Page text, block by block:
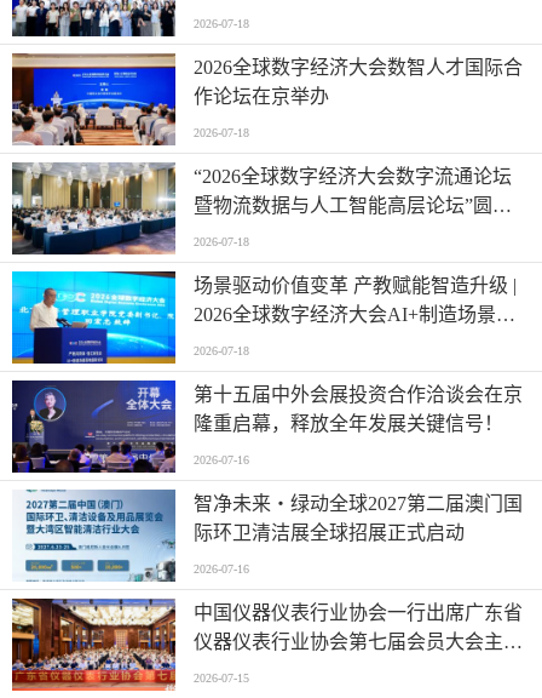
办
2026-07-18
2026全球数字经济大会数智人才国际合
作论坛在京举办
2026-07-18
“2026全球数字经济大会数字流通论坛
暨物流数据与人工智能高层论坛”圆满
成功举办
2026-07-18
场景驱动价值变革 产教赋能智造升级 |
2026全球数字经济大会AI+制造场景落
地国际论坛成功举办
2026-07-18
第十五届中外会展投资合作洽谈会在京
隆重启幕，释放全年发展关键信号！
2026-07-16
智净未来・绿动全球2027第二届澳门国
际环卫清洁展全球招展正式启动
2026-07-16
中国仪器仪表行业协会一行出席广东省
仪器仪表行业协会第七届会员大会主题
活动并进行走访交流
2026-07-15